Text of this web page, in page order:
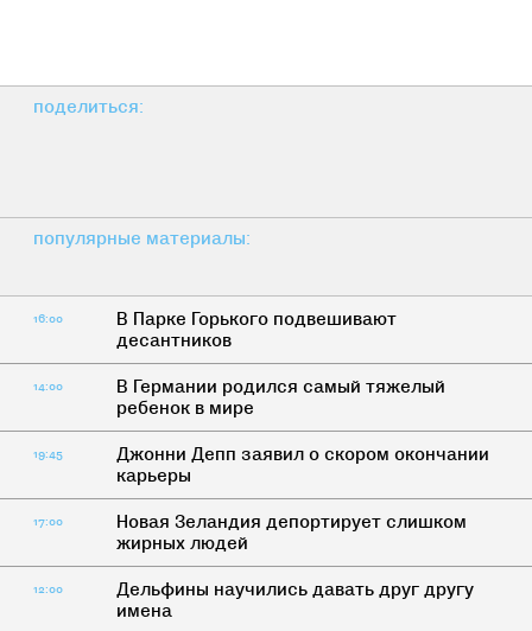
поделиться:
популярные материалы:
16:00
В Парке Горького подвешивают
десантников
14:00
В Германии родился самый тяжелый
ребенок в мире
19:45
Джонни Депп заявил о скором окончании
карьеры
17:00
Новая Зеландия депортирует слишком
жирных людей
12:00
Дельфины научились давать друг другу
имена